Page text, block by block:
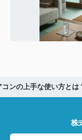
コンの上手な使い方と
株